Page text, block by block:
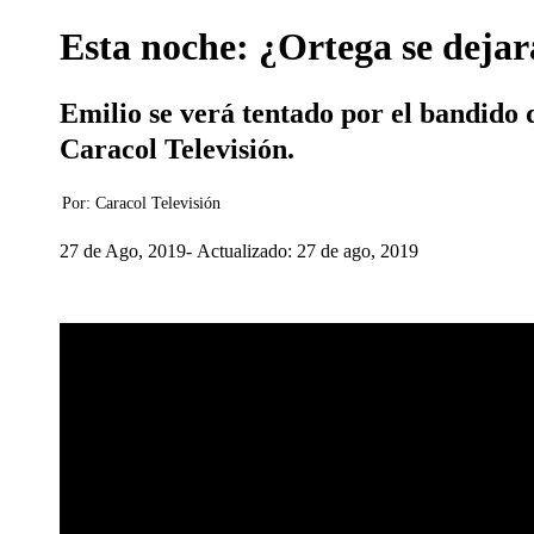
Esta noche: ¿Ortega se
Emilio se verá tentado por el bandido
Caracol Televisión.
Por: Caracol Televisión
27 de Ago, 2019 Actualizado: 27 de ago, 2019